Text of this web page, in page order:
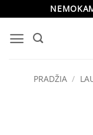
content
PRADŽIA /